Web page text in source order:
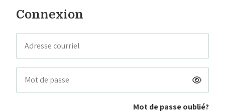
Connexion
Mot de passe oublié?